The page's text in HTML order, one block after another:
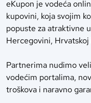
eKupon je vodeća
kupovini, koja svojim
popuste za atraktivne
Hercegovini,
Partnerima nudimo
vodećim portalima,
troškova i naravno